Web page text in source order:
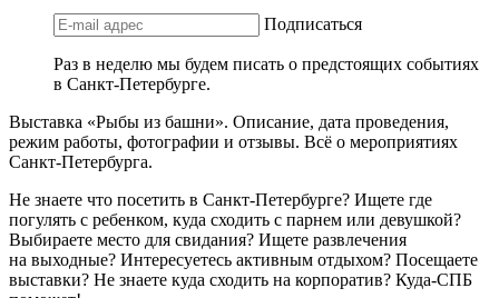
Подписаться
Раз в неделю мы будем писать о предстоящих событиях
в Санкт-Петербурге.
Выставка «Рыбы из башни». Описание, дата проведения,
режим работы, фотографии и отзывы. Всё о мероприятиях
Санкт-Петербурга.
Не знаете что посетить в Санкт-Петербурге? Ищете где
погулять с ребенком, куда сходить с парнем или девушкой?
Выбираете место для свидания? Ищете развлечения
на выходные? Интересуетесь активным отдыхом? Посещаете
выставки? Не знаете куда сходить на корпоратив? Куда-СПБ